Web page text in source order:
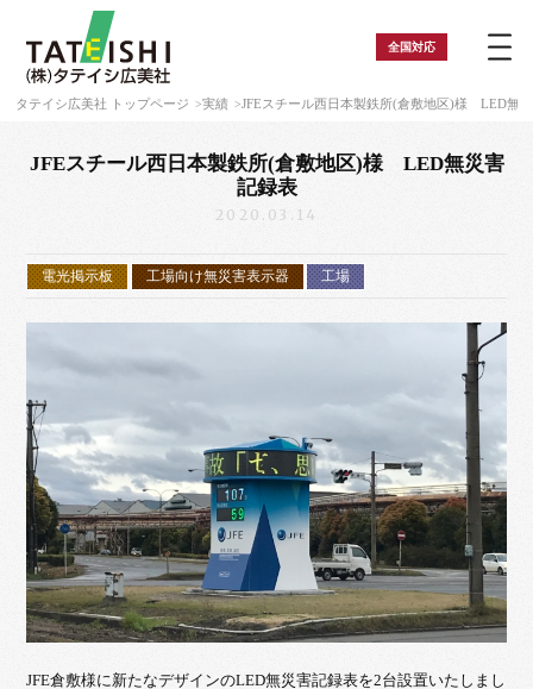
全国対応
タテイシ広美社 トップページ 実績 JFEスチール西日本製鉄所(倉敷地区)様 LED無
JFEスチール西日本製鉄所(倉敷地区)様 LED無災害
記録表
2020.03.14
電光掲示板 工場向け無災害表示器 工場
JFE倉敷様に新たなデザインのLED無災害記録表を2台設置いたしまし